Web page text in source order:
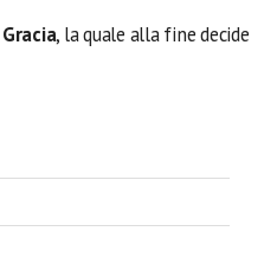
Gracia, la quale alla fine decide